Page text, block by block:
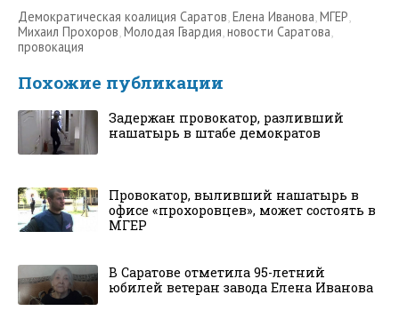
Демократическая коалиция Саратов Елена Иванова МГЕР
Михаил Прохоров Молодая Гвардия новости Саратова
провокация
Похожие публикации
Задержан провокатор, разливший
нашатырь в штабе демократов
Провокатор, выливший нашатырь в
офисе «прохоровцев», может состоять в
МГЕР
В Саратове отметила 95-летний
юбилей ветеран завода Елена Иванова